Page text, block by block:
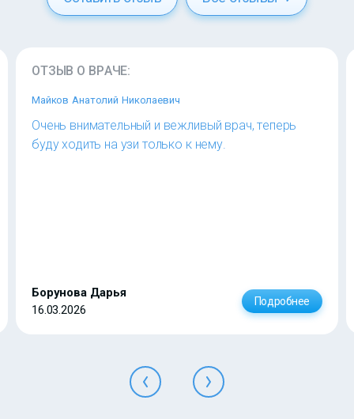
ОТЗЫВ О ВРАЧЕ:
Майков Анатолий Николаевич
Очень внимательный и вежливый врач, теперь
буду ходить на узи только к нему.
Борунова Дарья
16.03.2026
Подробнее